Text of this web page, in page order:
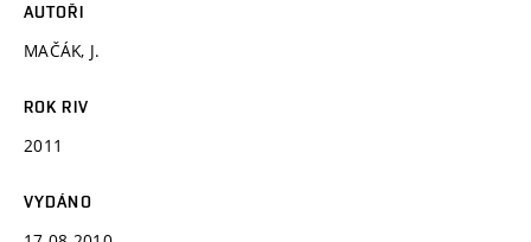
AUTOŘI
MAČÁK, J.
ROK RIV
2011
VYDÁNO